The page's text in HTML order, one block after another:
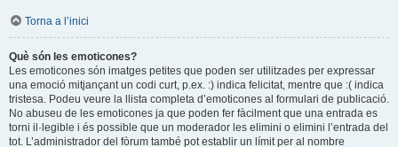
Torna a l’inici
Què són les emoticones?
Les emoticones són imatges petites que poden ser utilitzades per expressar
una emoció mitjançant un codi curt, p.ex. :) indica felicitat, mentre que :( indica
tristesa. Podeu veure la llista completa d’emoticones al formulari de publicació.
No abuseu de les emoticones ja que poden fer fàcilment que una entrada es
torni il·legible i és possible que un moderador les elimini o elimini l’entrada del
tot. L’administrador del fòrum també pot establir un límit per al nombre